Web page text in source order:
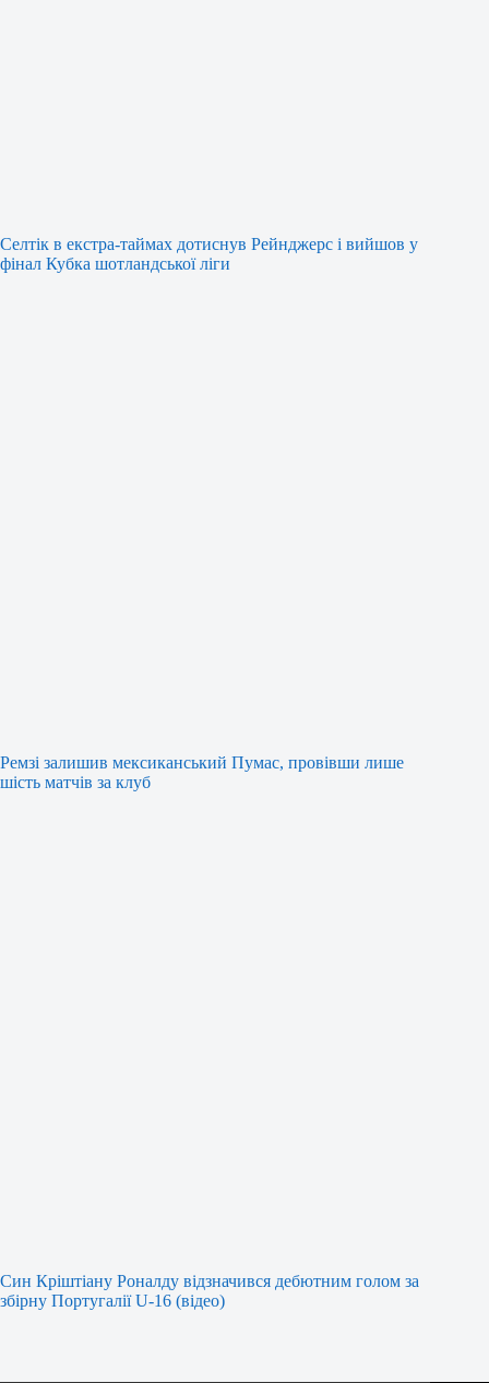
Селтік в екстра-таймах дотиснув Рейнджерс і вийшов у
фінал Кубка шотландської ліги
Ремзі залишив мексиканський Пумас, провівши лише
шість матчів за клуб
Син Кріштіану Роналду відзначився дебютним голом за
збірну Португалії U-16 (відео)